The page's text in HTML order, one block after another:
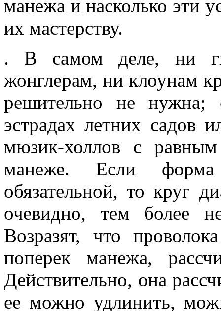
манежа и насколько эти
их мастерству.
. В самом деле, ни
жонглерам, ни клоунам
решительно не нужна;
эстрадах летних садов
мюзик-холлов с
манеже. Если форма
обязательной, то круг
очевидно, тем более
Возразят, что
поперек манежа,
Действительно, она
ее можно удлинить,